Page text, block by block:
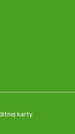
karty.